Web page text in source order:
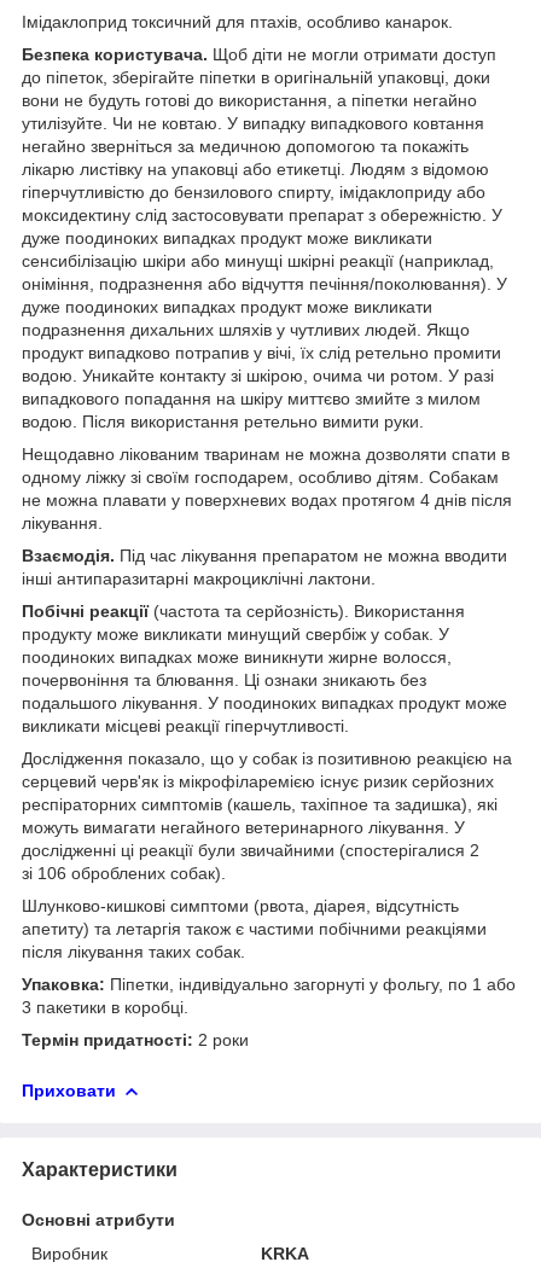
Імідаклоприд токсичний для птахів, особливо канарок.
Безпека користувача. Щоб діти не могли отримати доступ
до піпеток, зберігайте піпетки в оригінальній упаковці, доки
вони не будуть готові до використання, а піпетки негайно
утилізуйте. Чи не ковтаю. У випадку випадкового ковтання
негайно зверніться за медичною допомогою та покажіть
лікарю листівку на упаковці або етикетці. Людям з відомою
гіперчутливістю до бензилового спирту, імідаклоприду або
моксидектину слід застосовувати препарат з обережністю. У
дуже поодиноких випадках продукт може викликати
сенсибілізацію шкіри або минущі шкірні реакції (наприклад,
оніміння, подразнення або відчуття печіння/поколювання). У
дуже поодиноких випадках продукт може викликати
подразнення дихальних шляхів у чутливих людей. Якщо
продукт випадково потрапив у вічі, їх слід ретельно промити
водою. Уникайте контакту зі шкірою, очима чи ротом. У разі
випадкового попадання на шкіру миттєво змийте з милом
водою. Після використання ретельно вимити руки.
Нещодавно лікованим тваринам не можна дозволяти спати в
одному ліжку зі своїм господарем, особливо дітям. Собакам
не можна плавати у поверхневих водах протягом 4 днів після
лікування.
Взаємодія. Під час лікування препаратом не можна вводити
інші антипаразитарні макроциклічні лактони.
Побічні реакції(частота та серйозність). Використання
продукту може викликати минущий свербіж у собак. У
поодиноких випадках може виникнути жирне волосся,
почервоніння та блювання. Ці ознаки зникають без
подальшого лікування. У поодиноких випадках продукт може
викликати місцеві реакції гіперчутливості.
Дослідження показало, що у собак із позитивною реакцією на
серцевий черв'як із мікрофіларемією існує ризик серйозних
респіраторних симптомів (кашель, тахіпное та задишка), які
можуть вимагати негайного ветеринарного лікування. У
дослідженні ці реакції були звичайними (спостерігалися 2
зі 106 оброблених собак).
Шлунково-кишкові симптоми (рвота, діарея, відсутність
апетиту) та летаргія також є частими побічними реакціями
після лікування таких собак.
Упаковка: Піпетки, індивідуально загорнуті у фольгу, по 1 або
3 пакетики в коробці.
Термін придатності: 2 роки
Приховати
Характеристики
Основні атрибути
Виробник
KRKA